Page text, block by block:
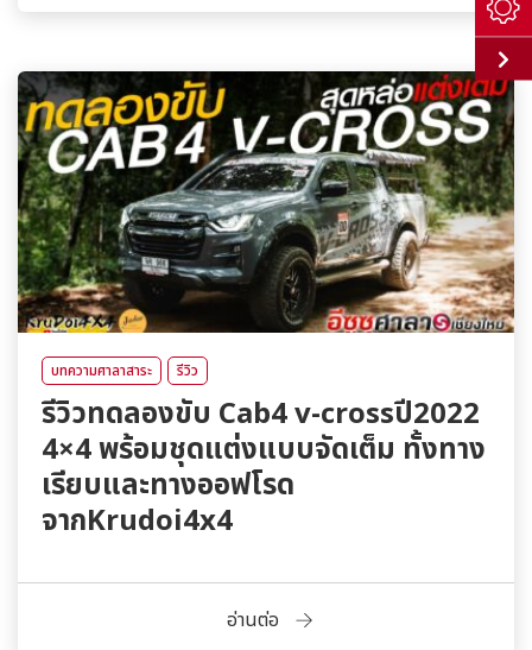
บทความศาลาสาระ รีวิว
รีวิวทดลองขับ Cab4 v-crossปี2022
4×4 พร้อมชุดแต่งแบบจัดเต็ม ทั้งทาง
เรียบและทางออฟโรด
จากKrudoi4x4
อ่านต่อ